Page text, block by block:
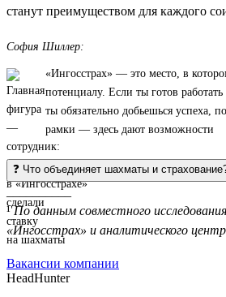
станут преимуществом для каждого
София Шиллер:
«Ингосстрах» — это место, в
потенциалу. Если ты готов
ты обязательно добьешься успеха,
рамки — здесь дают возможности
❓ Что объединяет шахматы и
__________
¹По данным совместного
«Ингосстрах» и аналитического
Вакансии компании
HeadHunter